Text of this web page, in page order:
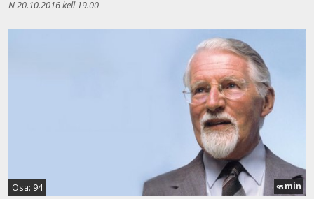
N 20.10.2016 kell 19.00
Osa: 94 95 min